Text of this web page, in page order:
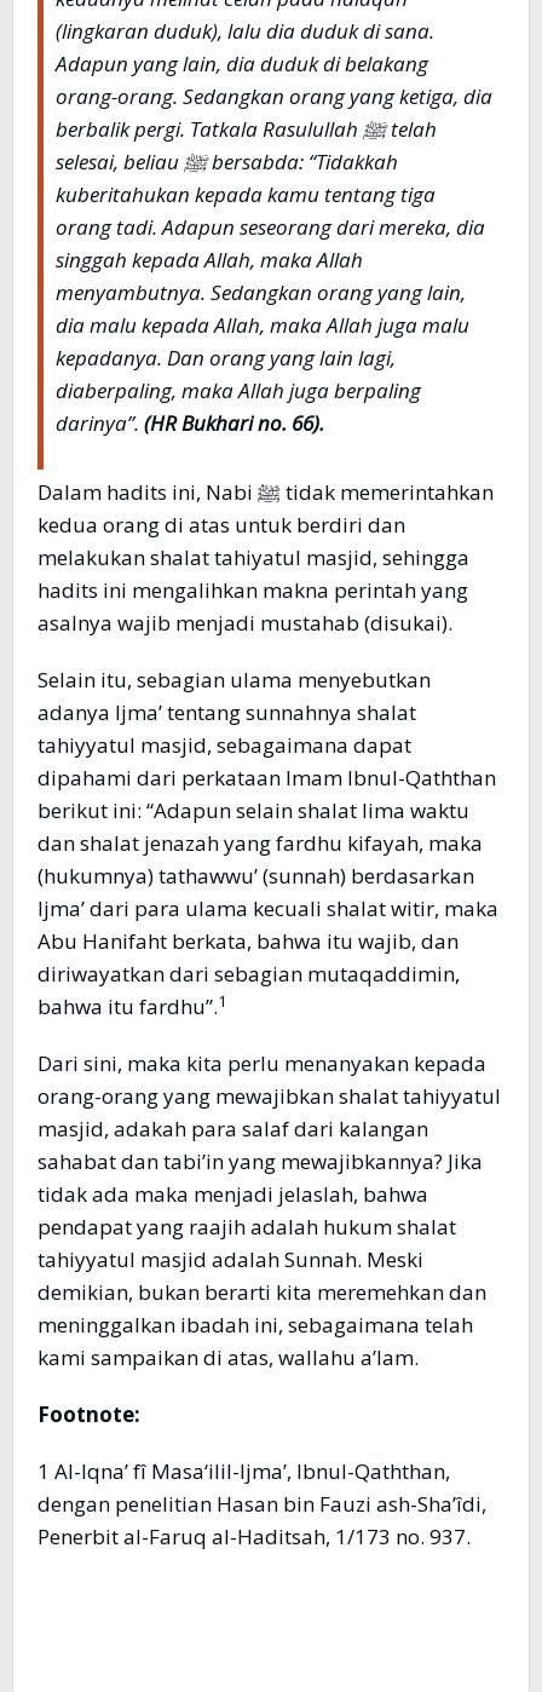
(lingkaran duduk), lalu dia duduk di sana.
Adapun yang lain, dia duduk di belakang
orang-orang. Sedangkan orang yang ketiga, dia
berbalik pergi. Tatkala Rasulullah ﷺ telah
selesai, beliau ﷺ bersabda: “Tidakkah
kuberitahukan kepada kamu tentang tiga
orang tadi. Adapun seseorang dari mereka, dia
singgah kepada Allah, maka Allah
menyambutnya. Sedangkan orang yang lain,
dia malu kepada Allah, maka Allah juga malu
kepadanya. Dan orang yang lain lagi,
diaberpaling, maka Allah juga berpaling
darinya”. (HR Bukhari no. 66).
Dalam hadits ini, Nabi ﷺ tidak memerintahkan
kedua orang di atas untuk berdiri dan
melakukan shalat tahiyatul masjid, sehingga
hadits ini mengalihkan makna perintah yang
asalnya wajib menjadi mustahab (disukai).
Selain itu, sebagian ulama menyebutkan
adanya Ijma’ tentang sunnahnya shalat
tahiyyatul masjid, sebagaimana dapat
dipahami dari perkataan Imam Ibnul-Qaththan
berikut ini: “Adapun selain shalat lima waktu
dan shalat jenazah yang fardhu kifayah, maka
(hukumnya) tathawwu’ (sunnah) berdasarkan
Ijma’ dari para ulama kecuali shalat witir, maka
Abu Hanifaht berkata, bahwa itu wajib, dan
diriwayatkan dari sebagian mutaqaddimin,
bahwa itu fardhu”.1
Dari sini, maka kita perlu menanyakan kepada
orang-orang yang mewajibkan shalat tahiyyatul
masjid, adakah para salaf dari kalangan
sahabat dan tabi’in yang mewajibkannya? Jika
tidak ada maka menjadi jelaslah, bahwa
pendapat yang raajih adalah hukum shalat
tahiyyatul masjid adalah Sunnah. Meski
demikian, bukan berarti kita meremehkan dan
meninggalkan ibadah ini, sebagaimana telah
kami sampaikan di atas, wallahu a’lam.
Footnote:
1 Al-Iqna’ fî Masa‘ilil-Ijma’, Ibnul-Qaththan,
dengan penelitian Hasan bin Fauzi ash-Sha’îdi,
Penerbit al-Faruq al-Haditsah, 1/173 no. 937.